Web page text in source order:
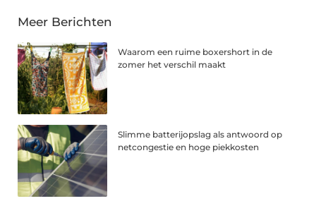
Meer Berichten
Waarom een ruime boxershort in de
zomer het verschil maakt
Slimme batterijopslag als antwoord op
netcongestie en hoge piekkosten